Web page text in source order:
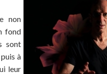
non
fond
sont
à
leur